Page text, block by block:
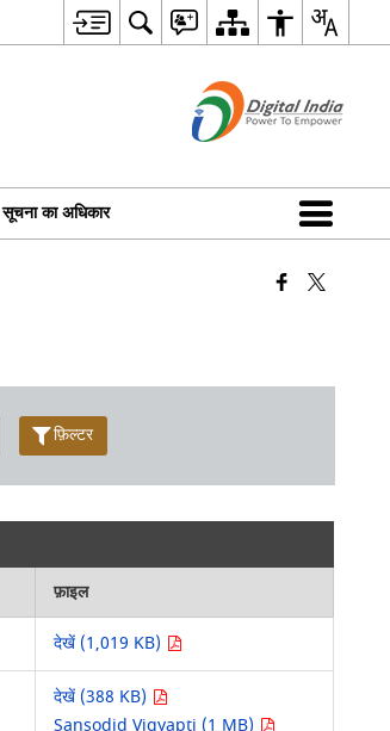
सूचना का अधिकार
फ़िल्टर
फ़ाइल
देखें (1,019 KB)
देखें (388 KB)
Sansodid Vigyapti (1 MB)